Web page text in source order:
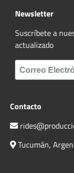
Newsletter
Suscríbete a
actualizado
Contacto
Tucumán,